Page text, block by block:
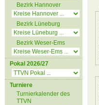
Bezirk Hannover
Bezirk Lüneburg
Bezirk Weser-Ems
Pokal 2026/27
Turniere
Turnierkalender des
TTVN